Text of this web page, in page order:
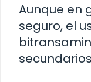
Aunque en
seguro, el